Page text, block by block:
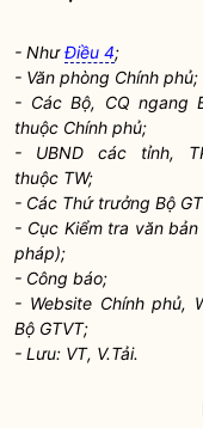
- NhưĐiều 4;
- Văn phòng Chính phủ;
- Các Bộ, CQ ngang
thuộc Chính phủ;
- UBND các tỉnh,
thuộc TW;
- Các Thứ trưởng Bộ
- Cục Kiểm tra văn bản
pháp);
- Công báo;
- Website Chính phủ,
Bộ GTVT;
- Lưu: VT, V.Tải.